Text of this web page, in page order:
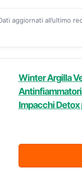
aggiornati all’ultimo
Winter Argilla
Impacchi Detox